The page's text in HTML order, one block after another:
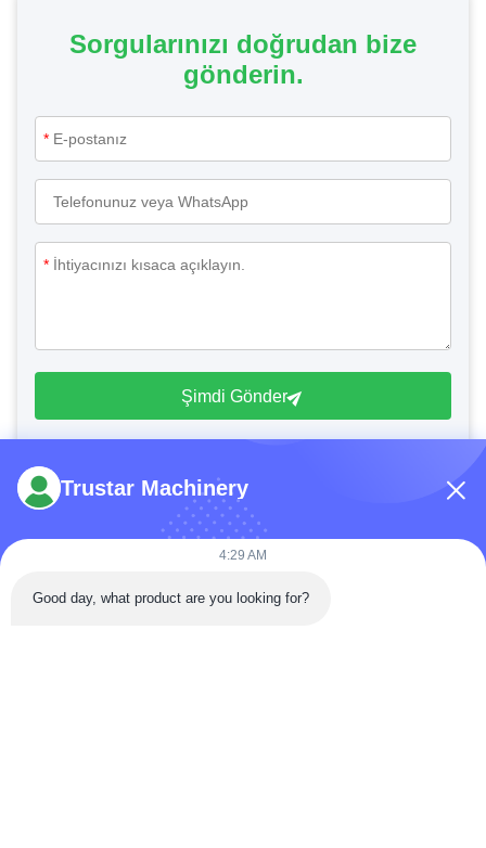
Sorgularınızı doğrudan bize
gönderin.
*
*
Şimdi Gönder
Tel: 86-180-5882-0351
Trustar Machinery
4:29 AM
Good day, what product are you looking for?